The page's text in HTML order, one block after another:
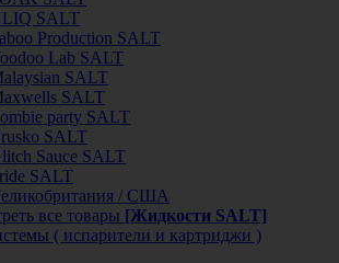
SALT
Production SALT
Lab SALT
SALT
SALT
party SALT
SALT
Sauce SALT
SALT
/ США
все товары [Жидкости SALT]
( испарители и картриджи )